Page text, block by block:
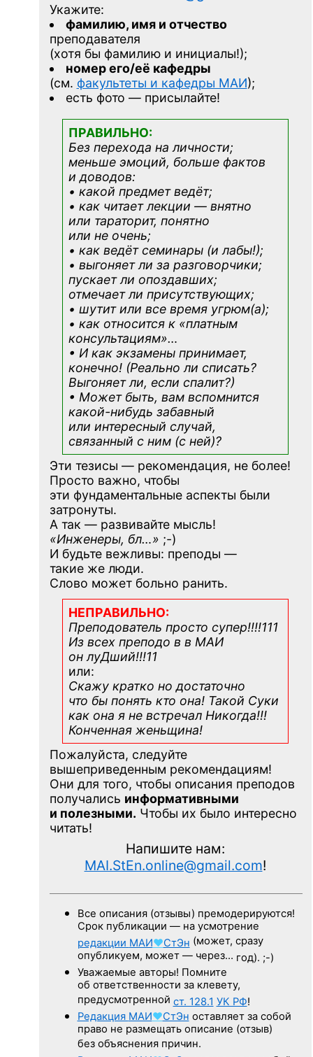
Укажите:
фамилию, имя и отчество
преподавателя
(хотя бы фамилию и инициалы!);
номер его/её кафедры
(см. факультеты и кафедры МАИ);
есть фото — присылайте!
ПРАВИЛЬНО:
Без перехода на личности;
меньше эмоций, больше фактов
и доводов:
• какой предмет ведёт;
• как читает лекции — внятно
или тараторит, понятно
или не очень;
• как ведёт семинары (и лабы!);
• выгоняет ли за разговорчики;
пускает ли опоздавших;
отмечает ли присутствующих;
• шутит или все время угрюм(а);
• как относится к «платным
консультациям»…
• И как экзамены принимает,
конечно! (Реально ли списать?
Выгоняет ли, если спалит?)
• Может быть, вам вспомнится
какой-нибудь забавный
или интересный случай,
связанный с ним (с ней)?
Эти тезисы — рекомендация, не более!
Просто важно, чтобы
эти фундаментальные аспекты были
затронуты.
А так — развивайте мысль!
«Инженеры, бл…» ;-)
И будьте вежливы: преподы —
такие же люди.
Слово может больно ранить.
НЕПРАВИЛЬНО:
Преподователь просто супер!!!!111
Из всех преподо в в МАИ
он луДший!!!11
или:
Скажу кратко но достаточно
что бы понять кто она! Такой Суки
как она я не встречал Никогда!!!
Конченная женьщина!
Пожалуйста, следуйте
вышеприведенным рекомендациям!
Они для того, чтобы описания преподов
получались информативными
и полезными. Чтобы их было интересно
читать!
Напишите нам:
MAI.StEn.online@gmail.com!
Все описания (отзывы) премодерируются!
Срок публикации — на усмотрение
редакции МАИ♥СтЭн (может, сразу
опубликуем, может — через… год). ;-)
Уважаемые авторы! Помните
об ответственности за клевету,
предусмотренной ст. 128.1 УК РФ!
Редакция МАИ♥СтЭн оставляет за собой
право не размещать описание (отзыв)
без объяснения причин.